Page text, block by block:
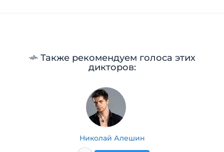
Также рекомендуем голоса этих
дикторов:
Николай Алешин